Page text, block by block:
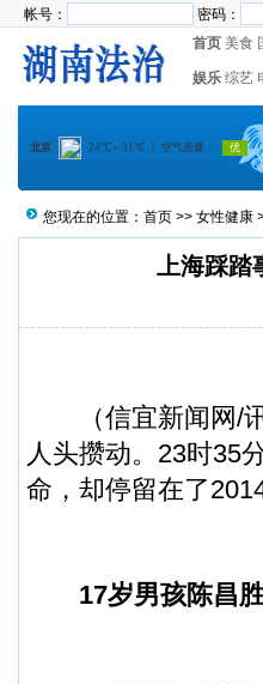
帐号： 密码：
首页 美食
娱乐 综艺
您现在的位置： 首页 >> 女性健康
上海踩踏
（信宜新闻 网/
人头攒动。23时35
命，却停留在了
17岁男孩陈昌